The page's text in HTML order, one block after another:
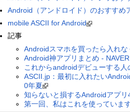
Android（アンドロイド）のおすすめ
mobile ASCII for Android
記事
Androidスマホを買ったら入れ
Android神アプリまとめ -
これからandroidデビューする
ASCII.jp：最初に入れたい
0年夏
知らないと損するAndroidアプ
第一回、私はこれを使っていま